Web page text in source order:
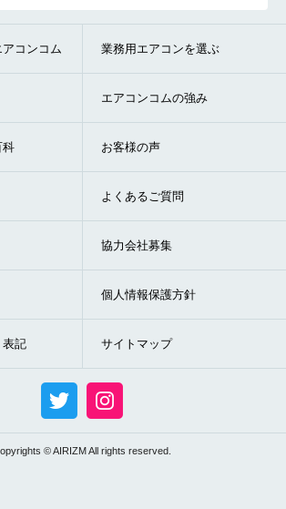
コンコム 業務用エアコンを選ぶ
エアコンコムの強み
科 お客様の声
よくあるご質問
協力会社募集
個人情報保護方針
表記 サイトマップ
© AIRIZM All rights reserved.